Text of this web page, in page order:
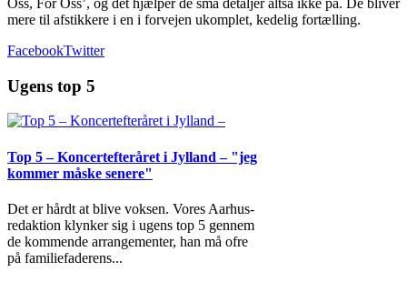
mere til afstikkere i en i forvejen ukomplet, kedelig fortælling.
FacebookTwitter
Ugens top 5
Top 5 – Koncertefteråret i Jylland – "jeg
kommer måske senere"
Det er hårdt at blive voksen. Vores Aarhus-
redaktion klynker sig i ugens top 5 gennem
de kommende arrangementer, han må ofre
på familiefaderens...